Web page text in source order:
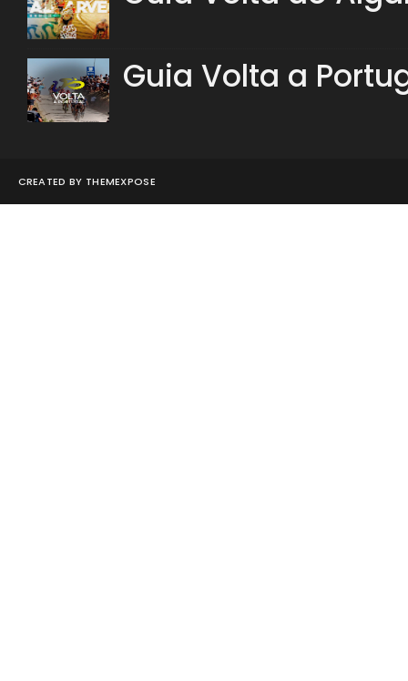
Guia Volta a
CREATED BY THEMEXPOSE